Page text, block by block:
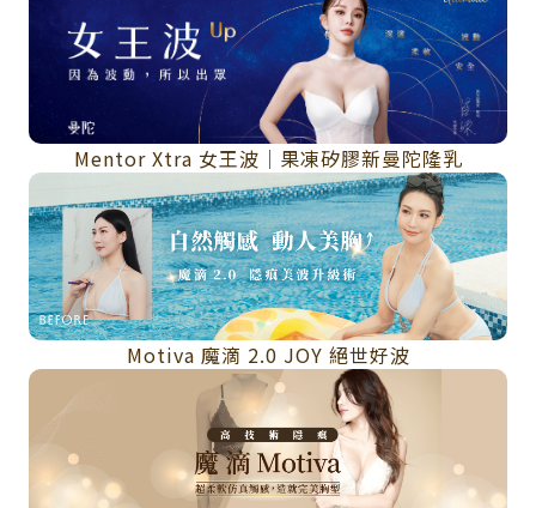
Mentor Xtra 女王波｜果凍矽膠新曼陀隆乳
Motiva 魔滴 2.0 JOY 絕世好波